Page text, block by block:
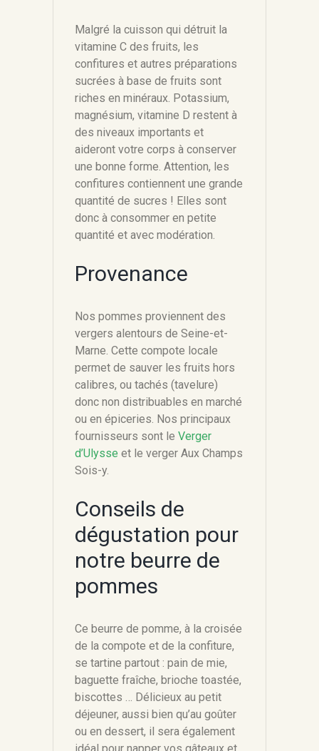
Malgré la cuisson qui détruit la
vitamine C des fruits, les
confitures et autres préparations
sucrées à base de fruits sont
riches en minéraux. Potassium,
magnésium, vitamine D restent à
des niveaux importants et
aideront votre corps à conserver
une bonne forme. Attention, les
confitures contiennent une grande
quantité de sucres ! Elles sont
donc à consommer en petite
quantité et avec modération.
Provenance
Nos pommes proviennent des
vergers alentours de Seine-et-
Marne. Cette compote locale
permet de sauver les fruits hors
calibres, ou tachés (tavelure)
donc non distribuables en marché
ou en épiceries. Nos principaux
fournisseurs sont le Verger
d’Ulysse et le verger Aux Champs
Sois-y.
Conseils de
dégustation pour
notre beurre de
pommes
Ce beurre de pomme, à la croisée
de la compote et de la confiture,
se tartine partout : pain de mie,
baguette fraîche, brioche toastée,
biscottes … Délicieux au petit
déjeuner, aussi bien qu’au goûter
ou en dessert, il sera également